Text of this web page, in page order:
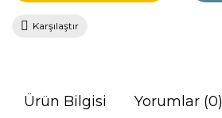
Karşılaştır
Ürün Bilgisi Yorumlar (0)